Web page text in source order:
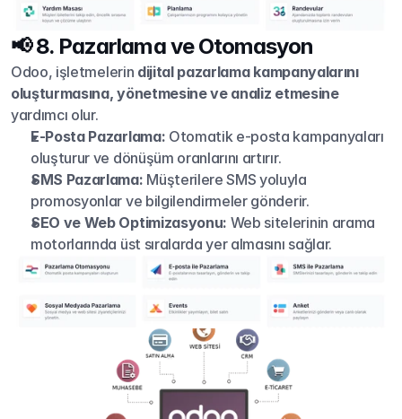
📢 8. Pazarlama ve Otomasyon
Odoo, işletmelerin dijital pazarlama kampanyalarını
oluşturmasına, yönetmesine ve analiz etmesine
yardımcı olur.
E-Posta Pazarlama: Otomatik e-posta kampanyaları
oluşturur ve dönüşüm oranlarını artırır.
SMS Pazarlama: Müşterilere SMS yoluyla
promosyonlar ve bilgilendirmeler gönderir.
SEO ve Web Optimizasyonu: Web sitelerinin arama
motorlarında üst sıralarda yer almasını sağlar.